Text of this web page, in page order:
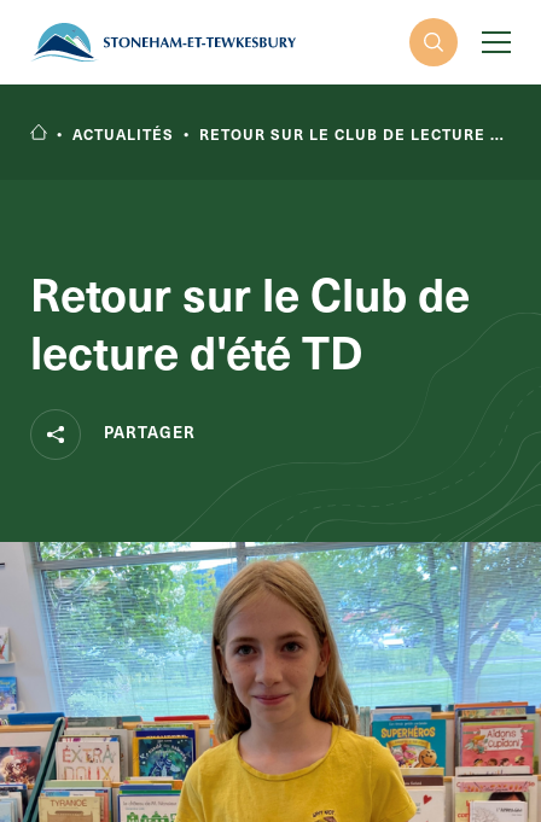
RECHERCHER
• ACTUALITÉS • RETOUR SUR LE CLUB DE LECTURE D'ÉTÉ TD
Retour sur le Club de
lecture d'été TD
PARTAGER